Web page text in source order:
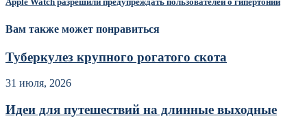
Вам также может понравиться
Туберкулез крупного рогатого скота
31 июля, 2026
Идеи для путешествий на длинные выходные